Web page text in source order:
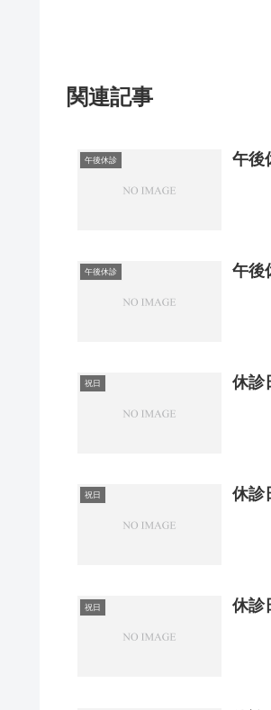
関連記事
午後休診 午後
午後休診 午後
祝日 休診
祝日 休診
祝日 休診